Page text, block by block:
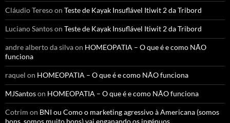
Cláudio Teresoon Teste de Kayak Insuflável Itiwit 2 da Tribord
Luciano Santoson Teste de Kayak Insuflável Itiwit 2 da Tribord
andre alberto da silvaon HOMEOPATIA – O que é e como NÃO
funciona
raquel on HOMEOPATIA – O que é e como NÃO funciona
MJSantoson HOMEOPATIA – O que é e como NÃO funciona
Cotrim on BNI ou Como o marketing agressivo à Americana (somos